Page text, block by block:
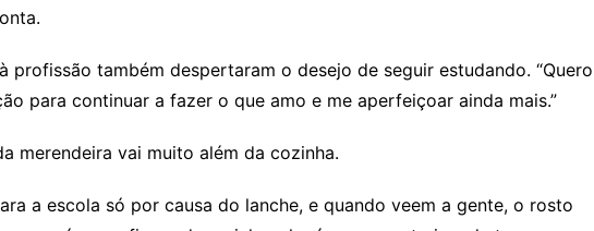
profissão também despertaram o desejo de seguir estudando. “Quero
para continuar a fazer o que amo e me aperfeiçoar ainda mais.”
merendeira vai muito além da cozinha.
a escola só por causa do lanche, e quando veem a gente, o rosto